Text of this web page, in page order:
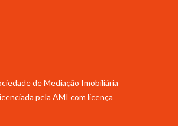
de Mediação Imobiliária
pela AMI com licença